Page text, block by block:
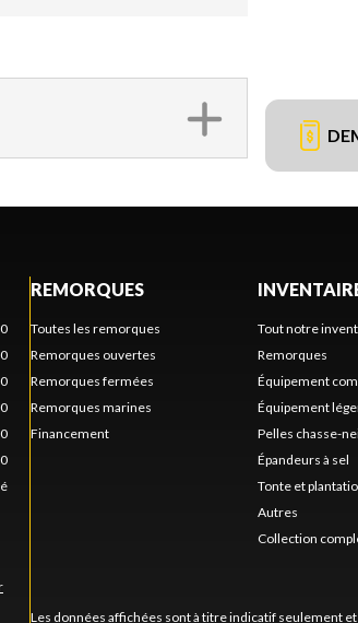
REMORQUES
Toutes les remorques
Remorques ouvertes
Remorques fermées
Remorques marines
Financement
Tout notre
Remorques
Équipement
Équipement
Pelles chasse-
Épandeurs à sel
Tonte et
Autres
Collection
Les données affichées sont à titre indicatif seulement